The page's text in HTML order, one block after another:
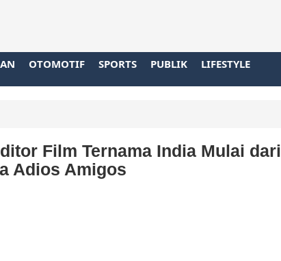
OTOMOTIF SPORTS PUBLIK LIFESTYLE
Film Ternama India Mulai dari
Adios Amigos